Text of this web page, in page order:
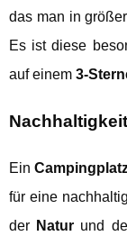
das man in
Es ist diese
auf einem 3-
Ein
für eine
der Natur und